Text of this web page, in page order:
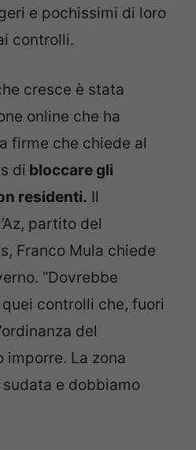
e pochissimi di loro
controlli.
cresce è stata
online che ha
firme che chiede al
di bloccare gli
residenti. Il
partito del
Franco Mula chiede
“Dovrebbe
controlli che, fuori
del
imporre. La zona
e dobbiamo